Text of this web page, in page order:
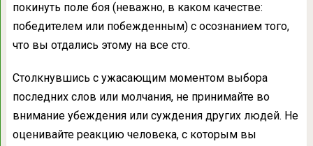
покинуть поле боя (неважно, в каком качестве:
победителем или побежденным) с осознанием того,
что вы отдались этому на все сто.
Столкнувшись с ужасающим моментом выбора
последних слов или молчания, не принимайте во
внимание убеждения или суждения других людей. Не
оценивайте реакцию человека, с которым вы